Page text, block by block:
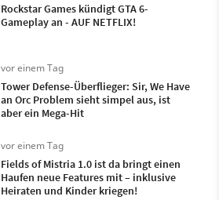
Rockstar Games kündigt GTA 6-
Gameplay an - AUF NETFLIX!
vor einem Tag
Tower Defense-Überflieger: Sir, We Have
an Orc Problem sieht simpel aus, ist
aber ein Mega-Hit
vor einem Tag
Fields of Mistria 1.0 ist da bringt einen
Haufen neue Features mit – inklusive
Heiraten und Kinder kriegen!